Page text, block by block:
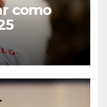
como